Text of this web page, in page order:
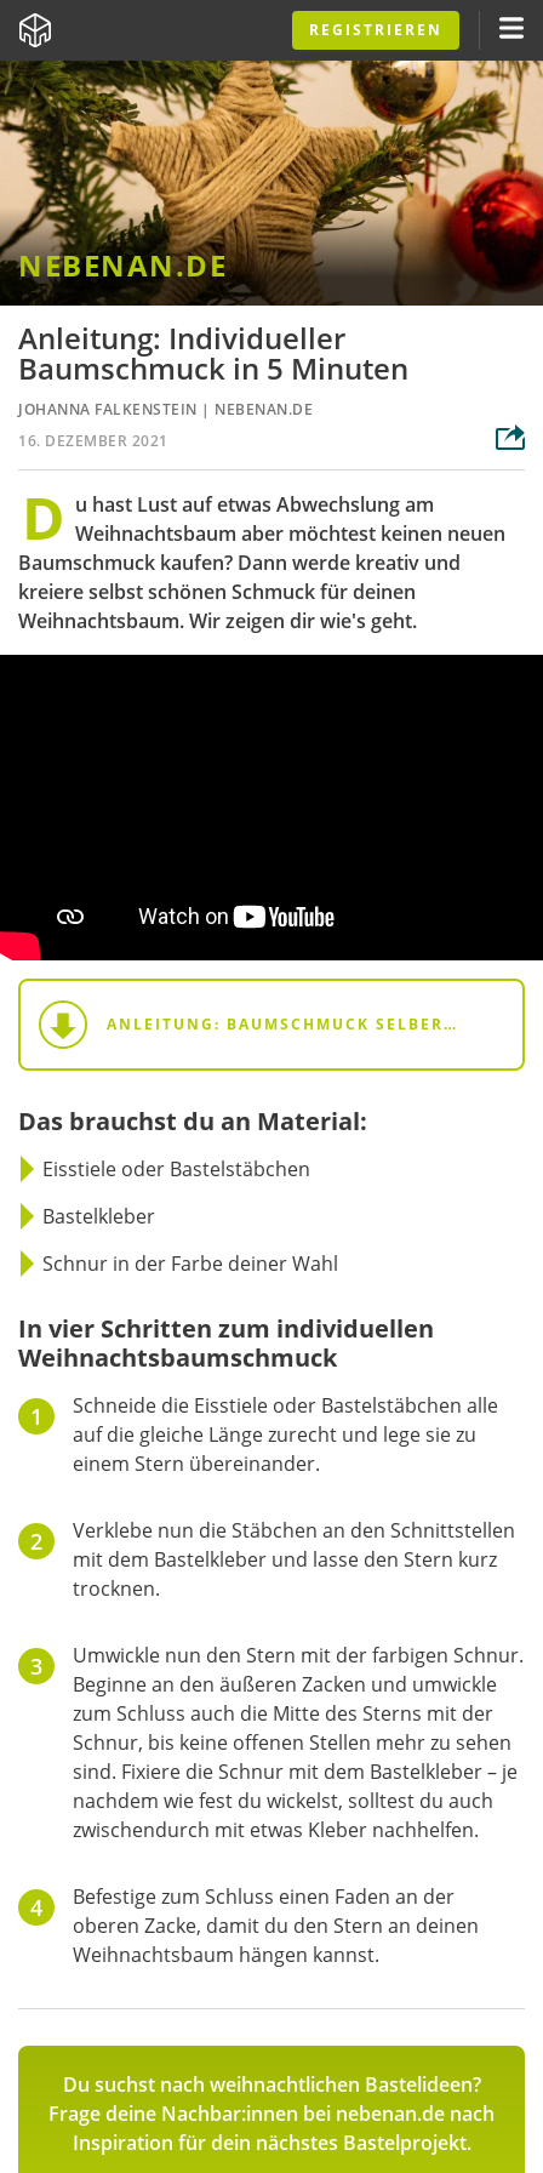
REGISTRIEREN
NEBENAN.DE
Anleitung: Individueller
Baumschmuck in 5 Minuten
JOHANNA FALKENSTEIN | NEBENAN.DE
16. DEZEMBER 2021
D u hast Lust auf etwas Abwechslung am
Weihnachtsbaum aber möchtest keinen neuen
Baumschmuck kaufen? Dann werde kreativ und
kreiere selbst schönen Schmuck für deinen
Weihnachtsbaum. Wir zeigen dir wie's geht.
ANLEITUNG: BAUMSCHMUCK SELBERMACHEN.PDF
Das brauchst du an Material:
Eisstiele oder Bastelstäbchen
Bastelkleber
Schnur in der Farbe deiner Wahl
In vier Schritten zum individuellen
Weihnachtsbaumschmuck
Schneide die Eisstiele oder Bastelstäbchen alle
auf die gleiche Länge zurecht und lege sie zu
einem Stern übereinander.
Verklebe nun die Stäbchen an den Schnittstellen
mit dem Bastelkleber und lasse den Stern kurz
trocknen.
Umwickle nun den Stern mit der farbigen Schnur.
Beginne an den äußeren Zacken und umwickle
zum Schluss auch die Mitte des Sterns mit der
Schnur, bis keine offenen Stellen mehr zu sehen
sind. Fixiere die Schnur mit dem Bastelkleber – je
nachdem wie fest du wickelst, solltest du auch
zwischendurch mit etwas Kleber nachhelfen.
Befestige zum Schluss einen Faden an der
oberen Zacke, damit du den Stern an deinen
Weihnachtsbaum hängen kannst.
Du suchst nach weihnachtlichen Bastelideen?
Frage deine Nachbar:innen bei nebenan.de nach
Inspiration für dein nächstes Bastelprojekt.